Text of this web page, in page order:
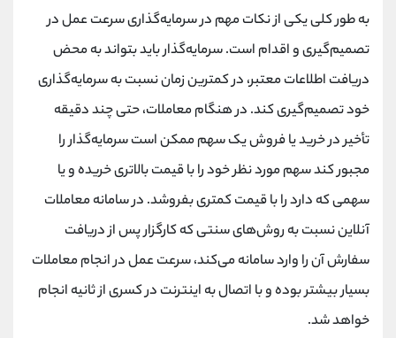
به طور کلی یکی از نکات مهم در سرمایه‌گذاری سرعت عمل در
تصمیم‌گیری و اقدام است. سرمایه‌گذار باید بتواند به محض
دریافت اطلاعات معتبر، در کمترین زمان نسبت به سرمایه‌گذاری
خود تصمیم‌گیری کند. در هنگام معاملات، حتی چند دقیقه
تأخیر در خرید یا فروش یک سهم ممکن است سرمایه‌گذار را
مجبور کند سهم مورد نظر خود را با قیمت بالاتری خریده و یا
سهمی که دارد را با قیمت کمتری بفروشد. در سامانه معاملات
آنلاین نسبت به روش‌های سنتی که کارگزار پس از دریافت
سفارش آن را وارد سامانه می‌کند، سرعت عمل در انجام معاملات
بسیار بیشتر بوده و با اتصال به اینترنت در کسری از ثانیه انجام
خواهد شد.